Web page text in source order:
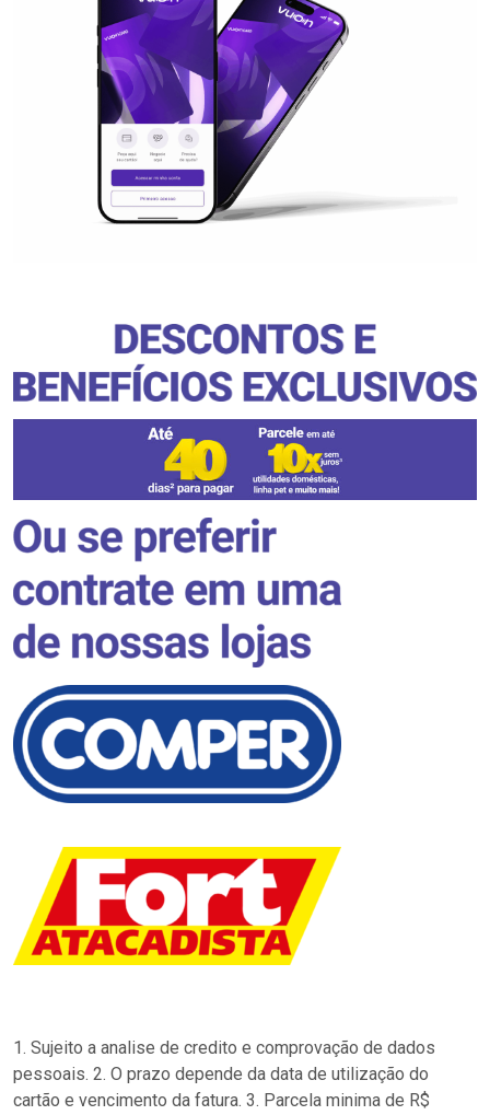
1. Sujeito a analise de credito e comprovação de dados
pessoais. 2. O prazo depende da data de utilização do
cartão e vencimento da fatura. 3. Parcela minima de R$